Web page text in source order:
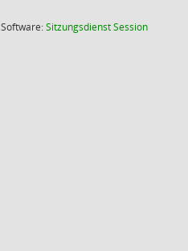
Software:SitzungsdienstSession(Wird in